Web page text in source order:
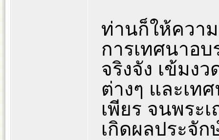
ท่านก็ให้ควา
การเทศนาอบ
จริงจัง เข้มง
ต่างๆ และเท
เพียร จนพระ
เกิดผลประจั